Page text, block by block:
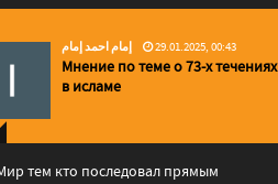
إمام احمد إمام 29.01.2025, 00:43
Мнение по теме о 73-х течениях
в исламе
тем кто последовал прямым